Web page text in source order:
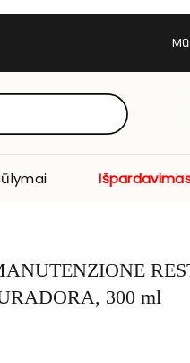
300 ml
MANUTENZIONE